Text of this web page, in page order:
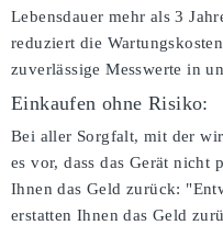
Lebensdauer mehr als 3
reduziert die
zuverlässige Messwerte in
Einkaufen ohne Risiko:
Bei aller Sorgfalt, mit der
es vor, dass das Gerät nicht
Ihnen das Geld zurück:
erstatten Ihnen das Geld